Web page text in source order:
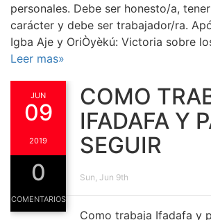
personales. Debe ser honesto/a,
carácter y debe ser trabajador/ra.
Igba Aje y OriÒyèkú: Victoria sobre
Leer mas»
JUN
09
2019
0
COMENTARIOS
COMO
IFADAFA Y
SEGUIR
Sun, Jun 9th
Como trabaja Ifadafa y